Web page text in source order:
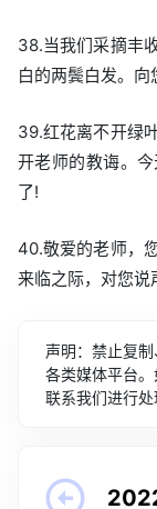
38.当我们采摘丰
白的两鬓白发。
39.红花离不开绿
开老师的教诲。
了!
40.敬爱的老师，
来临之际，对您说
声明：禁止复
各类媒体平台
联系我们进行处